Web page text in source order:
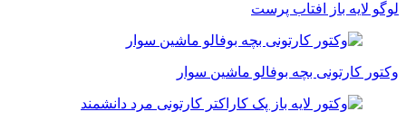
لوگو لایه باز افتاب پرست
وکتور کارتونی بچه بوفالو ماشین سوار